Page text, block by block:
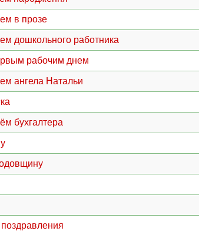
в прозе
дошкольного работника
рабочим днем
ангела Натальи
бухгалтера